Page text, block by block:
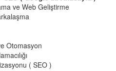
ve Web Geliştirme
Otomasyon
( SEO )